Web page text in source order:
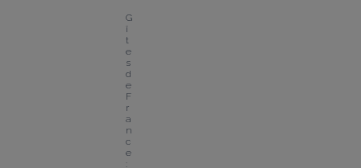
G
î
t
e
s
d
e
F
r
a
n
c
e
: